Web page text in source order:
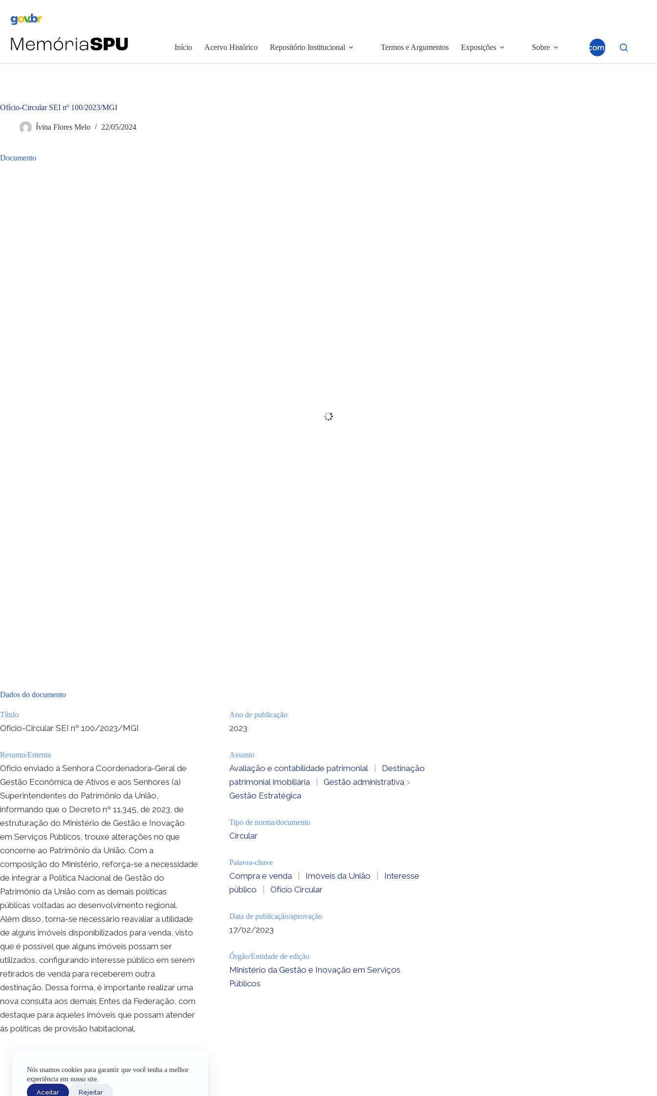
Nós usamos cookies para garantir que você tenha a melhor
experiência em nosso site.
Aceitar
Rejeitar
Início Acervo Histórico Repositório Institucional Termos e Argumentos Exposições Sobre
Ofício-Circular SEI nº 100/2023/MGI
Ívina Flores Melo 22/05/2024
Documento
Dados do documento
Título
Ofício-Circular SEI nº 100/2023/MGI
Resumo/Ementa
Ofício enviado à Senhora Coordenadora-Geral de
Gestão Econômica de Ativos e aos Senhores (a)
Superintendentes do Patrimônio da União,
informando que o Decreto nº 11.345, de 2023, de
estruturação do Ministério de Gestão e Inovação
em Serviços Públicos, trouxe alterações no que
concerne ao Patrimônio da União. Com a
composição do Ministério, reforça-se a necessidade
de integrar a Política Nacional de Gestão do
Patrimônio da União com as demais políticas
públicas voltadas ao desenvolvimento regional.
Além disso, torna-se necessário reavaliar a utilidade
de alguns imóveis disponibilizados para venda, visto
que é possível que alguns imóveis possam ser
utilizados, configurando interesse público em serem
retirados de venda para receberem outra
destinação. Dessa forma, é importante realizar uma
nova consulta aos demais Entes da Federação, com
destaque para aqueles imóveis que possam atender
às políticas de provisão habitacional.
Ano de publicação
2023
Assunto
Avaliação e contabilidade patrimonial |
Destinação
patrimonial imobiliária
| Gestão administrativa >
Gestão Estratégica
Tipo de norma/documento
Circular
Palavra-chave
Compra e venda | Imóveis da União |
Interesse
público
| Ofício Circular
Data de publicação/aprovação
17/02/2023
Órgão/Entidade de edição
Ministério da Gestão e Inovação em Serviços
Públicos